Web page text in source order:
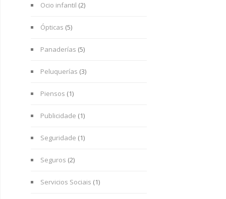
Ocio infantil (2)
Ópticas (5)
Panaderías (5)
Peluquerías (3)
Piensos (1)
Publicidade (1)
Seguridade (1)
Seguros (2)
Servicios Sociais (1)